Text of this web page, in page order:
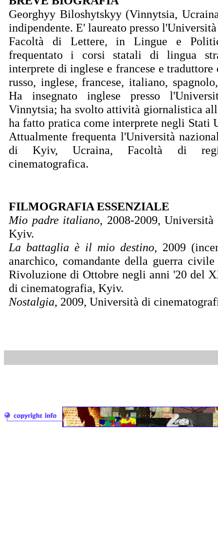
Georghyy Biloshytskyy (Vinnytsia,
indipendente. E' laureato presso
Facoltà di Lettere, in Lingue e
frequentato i corsi statali di lingua
interprete di inglese e francese e
russo, inglese, francese, italiano,
Ha insegnato inglese presso
Vinnytsia; ha svolto attività giornalistica
ha fatto pratica come interprete negli Stati
Attualmente frequenta l'Università
di Kyiv, Ucraina, Facoltà di
cinematografica.
FILMOGRAFIA ESSENZIALE
Mio padre italiano, 2008-2009,
Kyiv.
La battaglia è il mio destino, 2009
anarchico, comandante della guerra
Rivoluzione di Ottobre negli anni '20 del
di cinematografia, Kyiv.
Nostalgia, 2009, Università di